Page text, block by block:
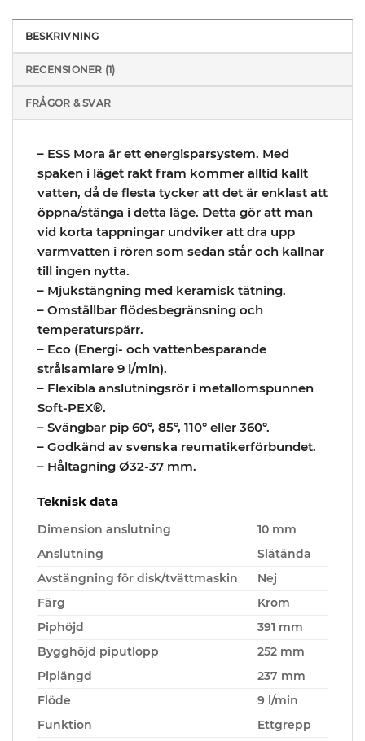
BESKRIVNING
RECENSIONER (1)
FRÅGOR & SVAR
– ESS Mora är ett energisparsystem. Med
spaken i läget rakt fram kommer alltid kallt
vatten, då de flesta tycker att det är enklast att
öppna/stänga i detta läge. Detta gör att man
vid korta tappningar undviker att dra upp
varmvatten i rören som sedan står och kallnar
till ingen nytta.
– Mjukstängning med keramisk tätning.
– Omställbar flödesbegränsning och
temperaturspärr.
– Eco (Energi- och vattenbesparande
strålsamlare 9 l/min).
– Flexibla anslutningsrör i metallomspunnen
Soft-PEX®.
– Svängbar pip 60°, 85°, 110° eller 360°.
– Godkänd av svenska reumatikerförbundet.
– Håltagning Ø32-37 mm.
Teknisk data
Dimension anslutning
10 mm
Anslutning
Slätända
Avstängning för disk/tvättmaskin
Nej
Färg
Krom
Piphöjd
391 mm
Bygghöjd piputlopp
252 mm
Piplängd
237 mm
Flöde
9 l/min
Funktion
Ettgrepp